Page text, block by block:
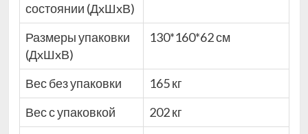
состоянии (ДxШxВ)
Размеры упаковки
(ДxШxВ)
130*160*62 см
Вес без упаковки
165 кг
Вес с упаковкой
202 кг